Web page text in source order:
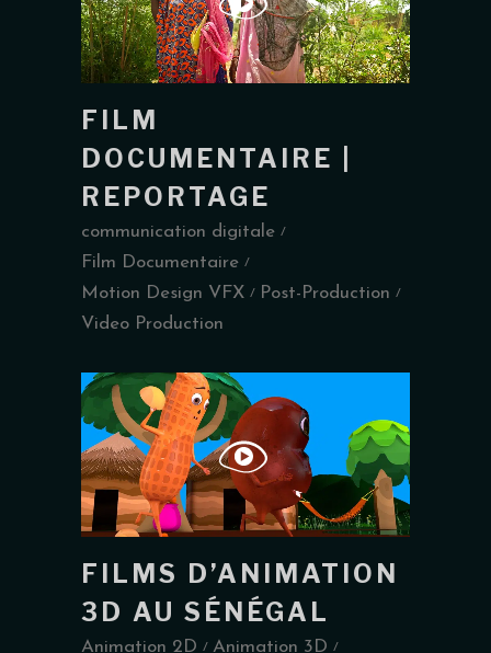
FILM
DOCUMENTAIRE |
REPORTAGE
communication digitale
Film Documentaire
Motion Design VFX
Post-Production
Video Production
FILMS D’ANIMATION
3D AU SÉNÉGAL
Animation 2D
Animation 3D